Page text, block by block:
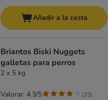
Añadir a la cesta
Briantos Biski Nuggets
galletas para perros
2 x 5 kg
Valorar: 4.3/5 (25)